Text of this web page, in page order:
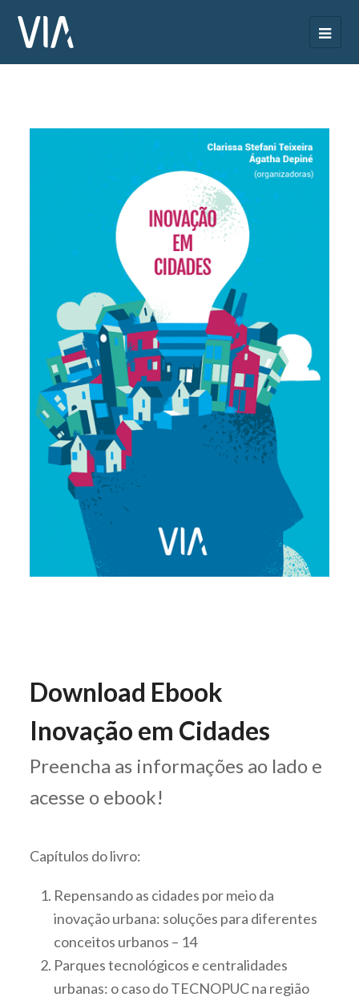
Download Ebook
Inovação em Cidades
Preencha as informações ao lado e
acesse o ebook!
Capítulos do livro:
Repensando as cidades por meio da
inovação urbana: soluções para diferentes
conceitos urbanos – 14
Parques tecnológicos e centralidades
urbanas: o caso do TECNOPUC na região